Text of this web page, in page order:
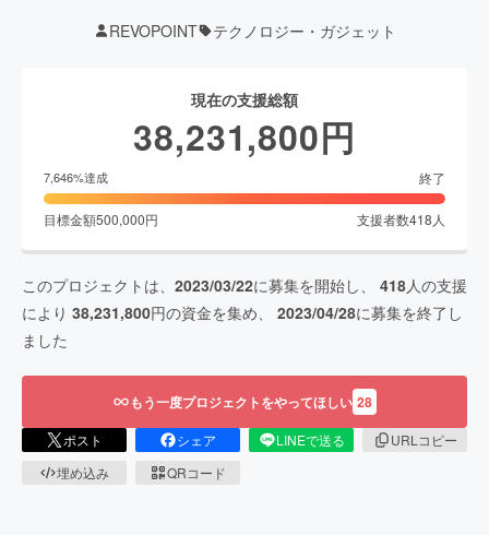
REVOPOINT テクノロジー・ガジェット
現在の支援総額
38,231,800円
7,646%達成 終了
目標金額500,000円 支援者数418 人
このプロジェクトは、 2023/03/22に募集を開始し、 418人の支援
により 38,231,800円の資金を集め、 2023/04/28に募集を終了し
ました
もう一度プロジェクトをやってほしい 28
ポスト シェア LINEで送る
URLコピー
埋め込み
QRコード